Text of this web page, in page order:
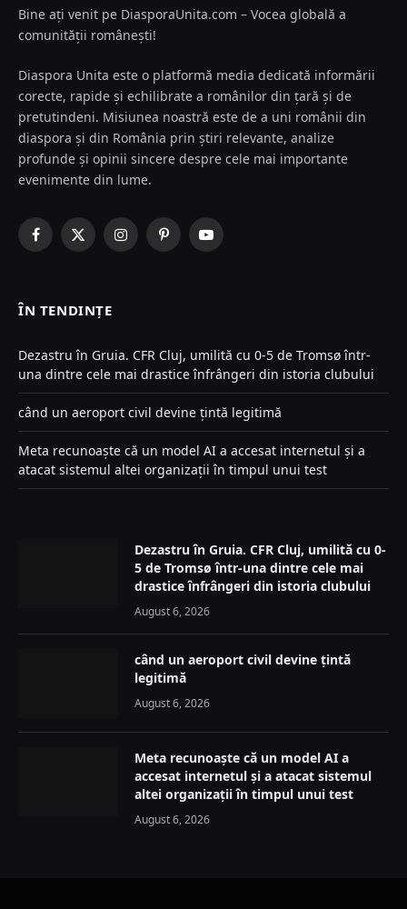
Bine ați venit pe DiasporaUnita.com – Vocea globală a
comunității românești!
Diaspora Unita este o platformă media dedicată informării
corecte, rapide și echilibrate a românilor din țară și de
pretutindeni. Misiunea noastră este de a uni românii din
diaspora și din România prin știri relevante, analize
profunde și opinii sincere despre cele mai importante
evenimente din lume.
Facebook
X
InstagramPinterestYouTube
ÎN TENDINȚE
Dezastru în Gruia. CFR Cluj, umilită cu 0-5 de Tromsø într-
una dintre cele mai drastice înfrângeri din istoria clubului
când un aeroport civil devine țintă legitimă
Meta recunoaște că un model AI a accesat internetul și a
atacat sistemul altei organizații în timpul unui test
Dezastru în Gruia. CFR Cluj, umilită cu 0-
5 de Tromsø într-una dintre cele mai
drastice înfrângeri din istoria clubului
August 6, 2026
când un aeroport civil devine țintă
legitimă
August 6, 2026
Meta recunoaște că un model AI a
accesat internetul și a atacat sistemul
altei organizații în timpul unui test
August 6, 2026